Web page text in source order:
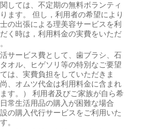
しては、不定期の無料ボランティ
ます。 但し，利用者の希望により
の出張による理美容サービスを利
く時は，利用料金の実費をいただ
サービス費として、歯ブラシ、石
オル、ヒゲソリ等の特別なご要望
は、実費負担をしていただきま
、オムツ代金は利用料金に含まれ
す。） 利用者及びご家族が自ら希
常生活用品の購入が困難な場合
の購入代行サービスをご利用いた
。